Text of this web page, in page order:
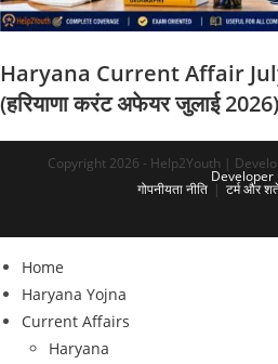
Haryana Current Affair
(हरियाणा करंट अफेयर जुलाई 2026)
Copyright 2026 - Help2Youth |
Developer
गोपनीयता नीति टर्म और
Home
Haryana Yojna
Current Affairs
Haryana